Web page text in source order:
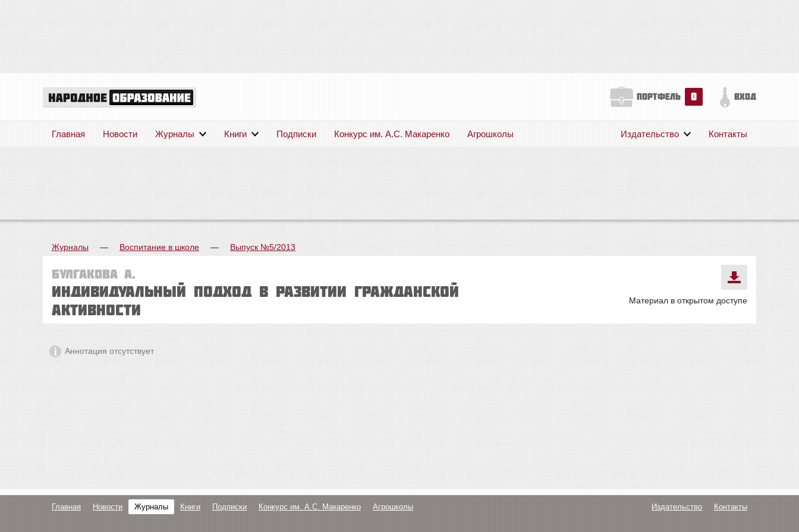
портфель 0 вход
Главная Новости Журналы Книги Подписки Конкурс им. А.С. Макаренко Агрошколы Издательство Контакты
Журналы — Воспитание в школе — Выпуск №5/2013
Булгакова А.
Индивидуальный подход в развитии гражданской
активности
Материал в открытом доступе
Аннотация отсутствует
Главная Новости Журналы Книги Подписки Конкурс им. А.С. Макаренко Агрошколы Издательство Контакты